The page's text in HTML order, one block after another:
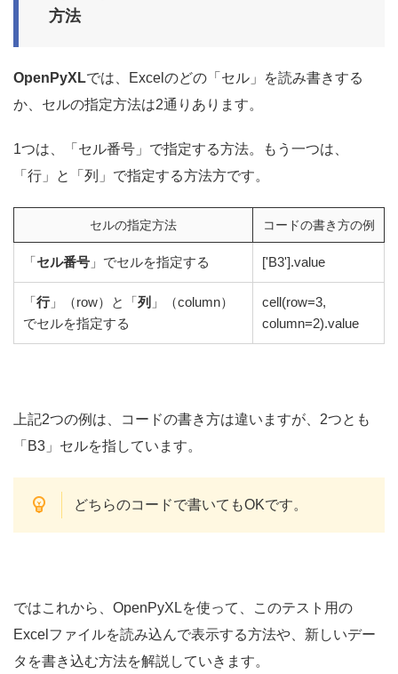
方法
OpenPyXLでは、Excelのどの「セル」を読み書きする
か、セルの指定方法は2通りあります。
1つは、「セル番号」で指定する方法。もう一つは、
「行」と「列」で指定する方法方です。
セルの指定方法 コードの書き方の例
「セル番号 」でセルを指定する ['B3'].value
「行」（row）と「列 」（column）
でセルを指定する
cell(row=3,
column=2).value
上記2つの例は、コードの書き方は違いますが、2つとも
「B3」セルを指しています。
どちらのコードで書いてもOKです。
ではこれから、OpenPyXLを使って、このテスト用の
Excelファイルを読み込んで表示する方法や、新しいデー
タを書き込む方法を解説していきます。